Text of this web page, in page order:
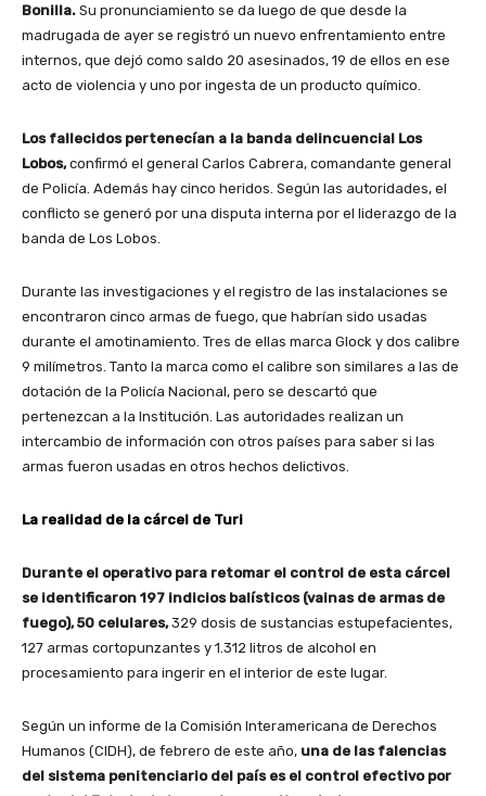
Bonilla. Su pronunciamiento se da luego de que desde la
madrugada de ayer se registró un nuevo enfrentamiento entre
internos, que dejó como saldo 20 asesinados, 19 de ellos en ese
acto de violencia y uno por ingesta de un producto químico.
Los fallecidos pertenecían a la banda delincuencial Los
Lobos,confirmó el general Carlos Cabrera, comandante general
de Policía. Además hay cinco heridos. Según las autoridades, el
conflicto se generó por una disputa interna por el liderazgo de la
banda de Los Lobos.
Durante las investigaciones y el registro de las instalaciones se
encontraron cinco armas de fuego, que habrían sido usadas
durante el amotinamiento. Tres de ellas marca Glock y dos calibre
9 milímetros. Tanto la marca como el calibre son similares a las de
dotación de la Policía Nacional, pero se descartó que
pertenezcan a la Institución. Las autoridades realizan un
intercambio de información con otros países para saber si las
armas fueron usadas en otros hechos delictivos.
La realidad de la cárcel de Turi
Durante el operativo para retomar el control de esta cárcel
se identificaron 197 indicios balísticos (vainas de armas de
fuego), 50 celulares,329 dosis de sustancias estupefacientes,
127 armas cortopunzantes y 1.312 litros de alcohol en
procesamiento para ingerir en el interior de este lugar.
Según un informe de la Comisión Interamericana de Derechos
Humanos (CIDH), de febrero de este año, una de las falencias
del sistema penitenciario del país es el control efectivo por